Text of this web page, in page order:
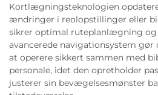
Kortlægningsteknologien
ændringer i reolopstillinger eller
sikrer optimal ruteplanlægning
avancerede navigationsystem
at operere sikkert sammen med
personale, idet den opretholder
justerer sin bevægelsesmønster